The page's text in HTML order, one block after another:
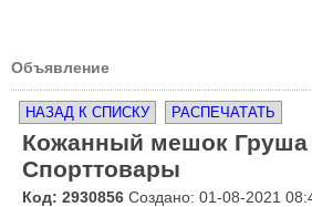
Объявление
НАЗАД К СПИСКУ РАСПЕЧАТАТЬ
Кожанный мешок Груша
Спорттовары
Код: 2930856 Создано: 01-08-2021